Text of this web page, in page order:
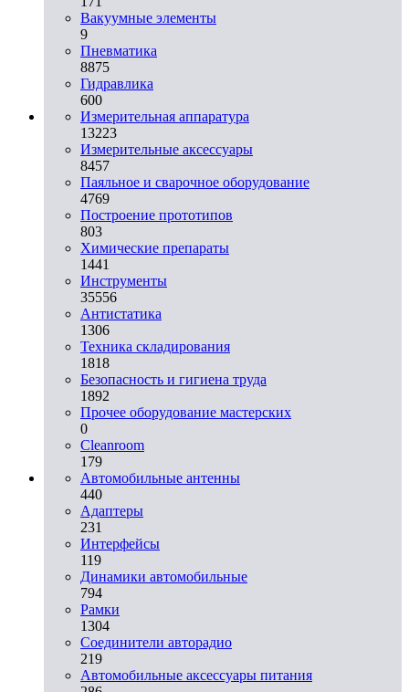
Вакуумные элементы
9
Пневматика
8875
Гидравлика
600
Измерительная аппаратура
13223
Измерительные аксессуары
8457
Паяльное и сварочное оборудование
4769
Построение прототипов
803
Химические препараты
1441
Инструменты
35556
Aнтистатика
1306
Техника складирования
1818
Безопасность и гигиена труда
1892
Прочее оборудование мастерских
0
Cleanroom
179
Автомобильные антенны
440
Адаптеры
231
Интерфейсы
119
Динамики автомобильные
794
Рамки
1304
Соединители авторадио
219
Автомобильные аксессуары питания